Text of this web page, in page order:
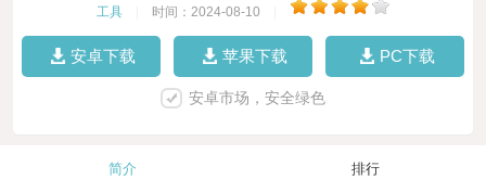
工具 时间：2024-08-10
安卓下载 苹果下载 PC下载
安卓市场，安全绿色
简介 排行